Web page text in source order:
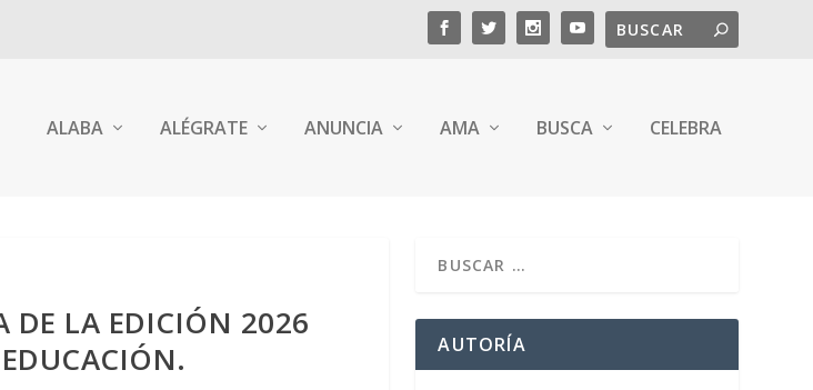
ALABA ALÉGRATE ANUNCIA AMA BUSCA CELEBRA
DE LA EDICIÓN 2026
AUTORÍA